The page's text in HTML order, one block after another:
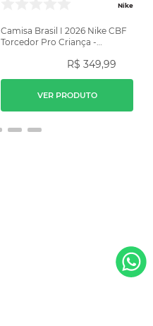
Nike
Camisa Brasil I 2026 Nike CBF
Torcedor Pro Criança -
R$ 349,99
VER PRODUTO